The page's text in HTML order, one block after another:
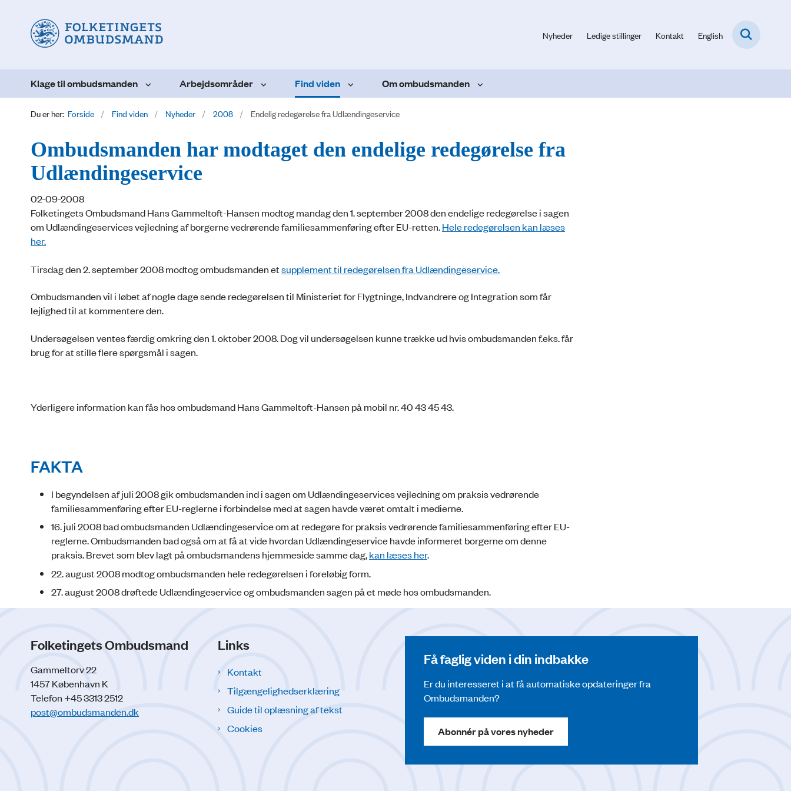
Nyheder Ledige stillinger Kontakt English
Klage til ombudsmanden Arbejdsområder Find viden Om ombudsmanden
Du er her: Forside Find viden Nyheder 2008 Endelig redegørelse fra Udlændingeservice
Ombudsmanden har modtaget den endelige redegørelse fra
Udlændingeservice
02-09-2008
Folketingets Ombudsmand Hans Gammeltoft-Hansen modtog mandag den 1. september 2008 den endelige redegørelse i sagen
om Udlændingeservices vejledning af borgerne vedrørende familiesammenføring efter EU-retten.Hele redegørelsen kan læses
her.
Tirsdag den 2. september 2008 modtog ombudsmanden etsupplement til redegørelsen fra Udlændingeservice.
Ombudsmanden vil i løbet af nogle dage sende redegørelsen til Ministeriet for Flygtninge, Indvandrere og Integration som får
lejlighed til at kommentere den.
Undersøgelsen ventes færdig omkring den 1. oktober 2008. Dog vil undersøgelsen kunne trække ud hvis ombudsmanden f.eks. får
brug for at stille flere spørgsmål i sagen.
Yderligere information kan fås hos ombudsmand Hans Gammeltoft-Hansen på mobil nr. 40 43 45 43.
FAKTA
I begyndelsen af juli 2008 gik ombudsmanden ind i sagen om Udlændingeservices vejledning om praksis vedrørende
familiesammenføring efter EU-reglerne i forbindelse med at sagen havde været omtalt i medierne.
16. juli 2008 bad ombudsmanden Udlændingeservice om at redegøre for praksis vedrørende familiesammenføring efter EU-
reglerne. Ombudsman­­den bad også om at få at vide hvordan Udlændingeservice havde informeret borgerne om denne
praksis. Brevet som blev lagt på ombudsmandens hjemmeside samme dag,kan læses her.
22. august 2008 modtog ombudsmanden hele redegørelsen i foreløbig form.
27. august 2008 drøftede Udlændingeservice og ombudsmanden sagen på et møde hos ombudsmanden.
Folketingets Ombudsmand
Gammeltorv 22
1457 København K
Telefon +45 3313 2512
post@ombudsmanden.dk
Links
Kontakt
Tilgængelighedserklæring
Guide til oplæsning af tekst
Cookies
Få faglig viden i din indbakke
Er du interesseret i at få automatiske opdateringer fra
Ombudsmanden?
Abonnér på vores nyheder